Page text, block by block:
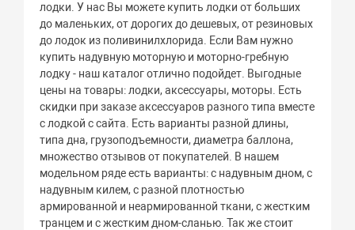
лодки. У нас Вы можете купить лодки от больших
до маленьких, от дорогих до дешевых, от резиновых
до лодок из поливинилхлорида. Если Вам нужно
купить надувную моторную и моторно-гребную
лодку - наш каталог отлично подойдет. Выгодные
цены на товары: лодки, аксессуары, моторы. Есть
скидки при заказе аксессуаров разного типа вместе
с лодкой с сайта. Есть варианты разной длины,
типа дна, грузоподъемности, диаметра баллона,
множество отзывов от покупателей. В нашем
модельном ряде есть варианты: с надувным дном, с
надувным килем, с разной плотностью
армированной и неармированной ткани, с жестким
транцем и с жестким дном-сланью. Так же стоит